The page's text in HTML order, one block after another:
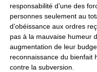
responsabilité d’une des
personnes seulement au
d’obéissance aux ordres
pas à la mauvaise humeur
augmentation de leur
reconnaissance du bienfait
contre la subversion.